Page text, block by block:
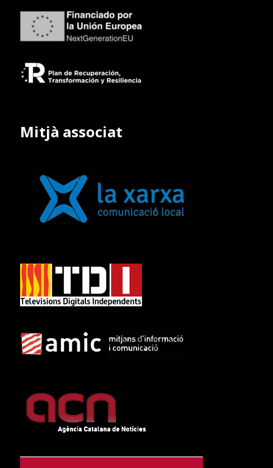
Mitjà associat